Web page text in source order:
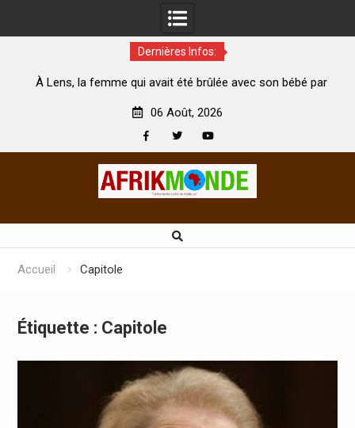
Dernières Infos:
brûlée avec son bébé par
Coopération: Le ministre Indien
06 Août, 2026
Accueil Capitole
Étiquette : Capitole